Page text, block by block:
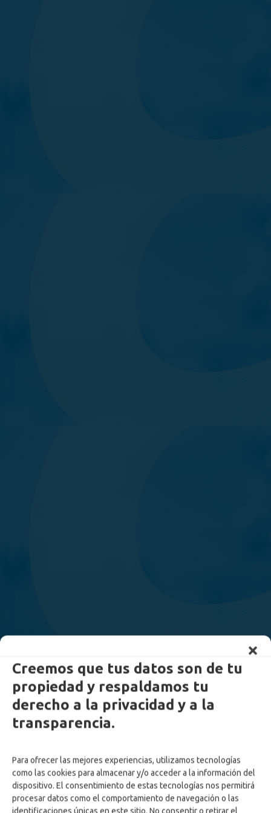
Creemos que tus datos son de tu
propiedad y respaldamos tu
derecho a la privacidad y a la
transparencia.
Para ofrecer las mejores experiencias, utilizamos tecnologías
como las cookies para almacenar y/o acceder a la información del
dispositivo. El consentimiento de estas tecnologías nos permitirá
procesar datos como el comportamiento de navegación o las
identificaciones únicas en este sitio. No consentir o retirar el
Confa adelanta
asignación del Subsidio